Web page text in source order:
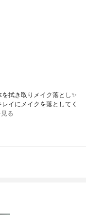
拭き取りメイク落とし✨
イにメイクを落としてく
る